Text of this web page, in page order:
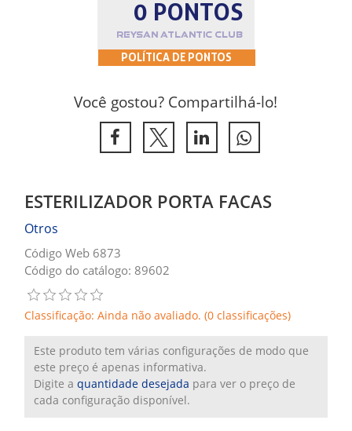
0 PONTOS
REYSAN ATLANTIC CLUB
POLÍTICA DE PONTOS
Você gostou? Compartilhá-lo!
ESTERILIZADOR PORTA FACAS
Otros
Código Web 6873
Código do catálogo: 89602
Classificação: Ainda não avaliado. (0 classificações)
Este produto tem várias configurações de modo que
este preço é apenas informativa.
Digite aquantidade desejada para ver o preço de
cada configuração disponível.